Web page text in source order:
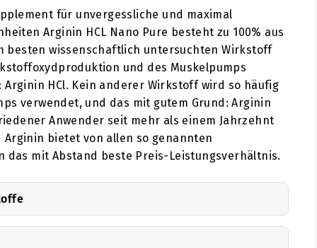
für unvergessliche und maximal
Arginin HCL Nano Pure besteht zu 100% aus
besten wissenschaftlich untersuchten Wirkstoff
und des Muskelpumps
Arginin HCl. Kein anderer Wirkstoff wird so häufig
verwendet, und das mit gutem Grund: Arginin
Anwender seit mehr als einem Jahrzehnt
bietet von allen so genannten
das mit Abstand beste Preis-Leistungsverhältnis.